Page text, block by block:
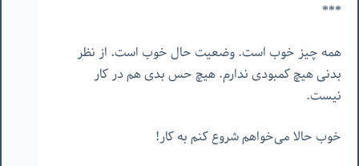
***
همه چیز خوب است. وضعیت حال خوب است. از نظر
بدنی هیچ کمبودی ندارم. هیچ حس بدی هم در کار
نیست.
خوب حالا می‌خواهم شروع کنم به کار!